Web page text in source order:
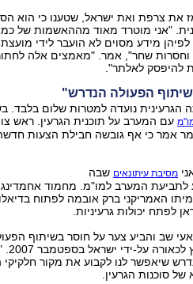
את צרפת ואת ישראל, שטענו כי הוא
"אני מוטרד מאוד מההאשמות של
מידע מסוים לא הועבר לידי מועצת
וחסרות שחר", אמר. "מאמצים אלה
להיפסק לאלתר".
הפעולה הנדרש"
הגרעינית נועדה למטרות שלום בלבד.
עם המערב על תוכנית הגרעין. ראש
אמר כי אף גובשה חבילת הצעות
מסיבת עיתונאים שבה
לתביעת המערב למו"מ. מחמוד
האמריקני ברק אובמה לפתוח
לפתח יכולות גרעיניות.
שב והביע צער על חוסר בשיתוף
בנוגע
שיאפשר לנו לקבוע את מקור חלקיקי
סוכנות הגרעין.